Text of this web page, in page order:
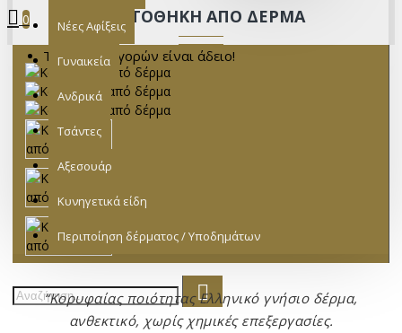
0
Το καλάθι αγορών είναι άδειο!
Νέες Αφίξεις
Γυναικεία
Ανδρικά
Τσάντες
Αξεσουάρ
Κυνηγετικά είδη
Περιποίηση δέρματος / Υποδημάτων
ΚΑΡΤΟΘΉΚΗ ΑΠΌ ΔΈΡΜΑ
“Κορυφαίας ποιότητας Ελληνικό γνήσιο δέρμα,
ανθεκτικό, χωρίς χημικές επεξεργασίες.